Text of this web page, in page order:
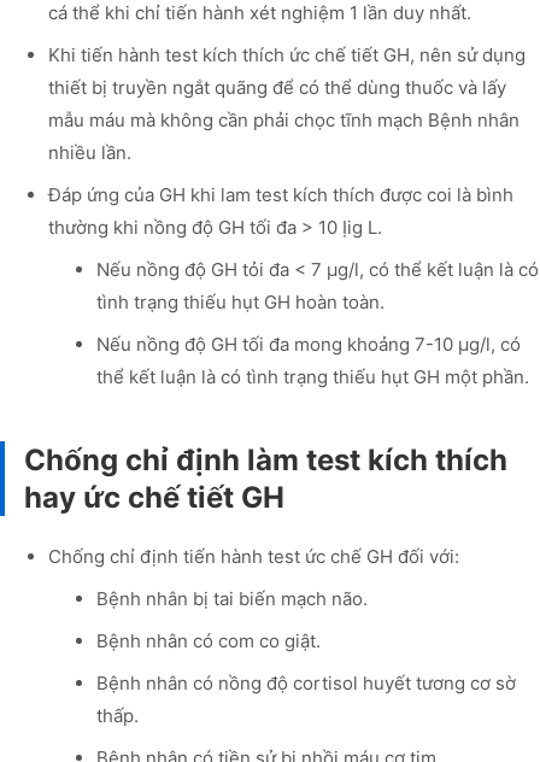
cá thể khi chỉ tiến hành xét nghiệm 1 lần duy nhất.
Khi tiến hành test kích thích ức chế tiết GH, nên sử dụng
thiết bị truyền ngắt quãng để có thể dùng thuốc và lấy
mẫu máu mà không cần phải chọc tĩnh mạch Bệnh nhân
nhiều lần.
Đáp ứng của GH khi lam test kích thích được coi là bình
thường khi nồng độ GH tối đa > 10 Ịig L.
Nếu nồng độ GH tỏi đa < 7 µg/l, có thể kết luận là có
tình trạng thiếu hụt GH hoàn toàn.
Nếu nồng độ GH tối đa mong khoảng 7-10 µg/l, có
thể kết luận là có tình trạng thiếu hụt GH một phần.
Chống chỉ định làm test kích thích
hay ức chế tiết GH
Chống chỉ định tiến hành test ức chế GH đối với:
Bệnh nhân bị tai biến mạch não.
Bệnh nhân có com co giật.
Bệnh nhân có nồng độ cortisol huyết tương cơ sờ
thấp.